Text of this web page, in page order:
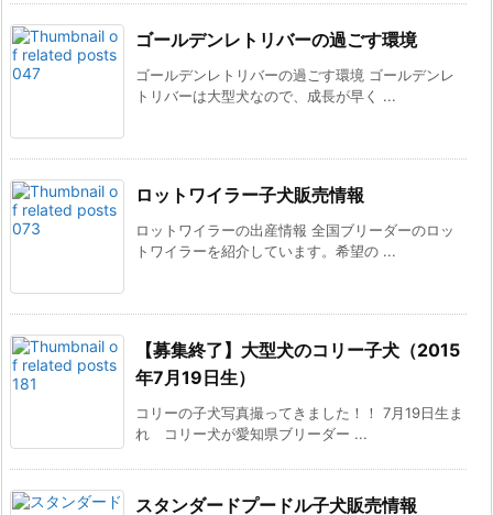
ゴールデンレトリバーの過ごす環境
ゴールデンレトリバーの過ごす環境 ゴールデンレ
トリバーは大型犬なので、成長が早く ...
ロットワイラー子犬販売情報
ロットワイラーの出産情報 全国ブリーダーのロッ
トワイラーを紹介しています。希望の ...
【募集終了】大型犬のコリー子犬（2015
年7月19日生）
コリーの子犬写真撮ってきました！！ 7月19日生ま
れ コリー犬が愛知県ブリーダー ...
スタンダードプードル子犬販売情報